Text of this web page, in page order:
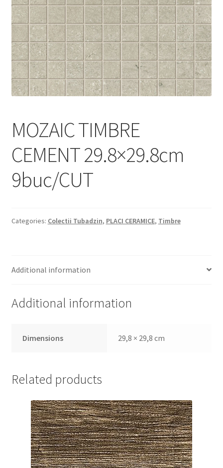
Informatii
Plata si Livrare
Politică de confidențialitate
Politica de cookie
Magazin
Plată
MOZAIC TIMBRE
CEMENT 29.8×29.8cm
9buc/CUT
Categories: Colectii Tubadzin, PLACI CERAMICE, Timbre
Additional information
Additional information
Dimensions 29,8 × 29,8 cm
Related products